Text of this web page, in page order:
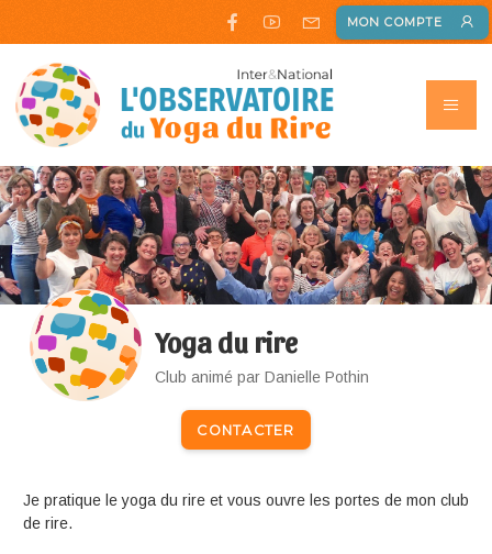
MON COMPTE
Yoga du rire
Club animé par Danielle Pothin
CONTACTER
Je pratique le yoga du rire et vous ouvre les portes de mon club
de rire.